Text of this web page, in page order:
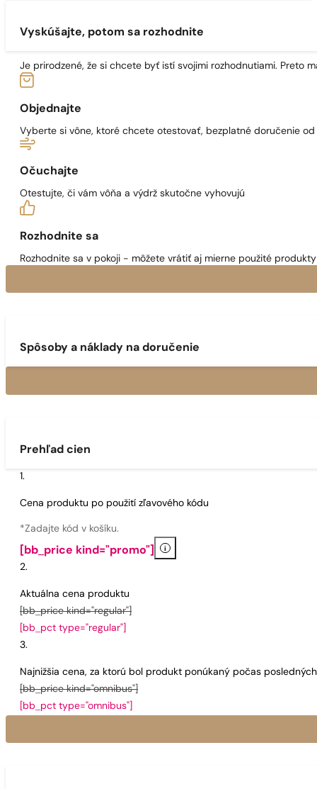
Vyskúšajte, potom sa rozhodnite
Je prirodzené, že si chcete byť istí svojimi rozhodnutiami. Preto
Objednajte
Vyberte si vône, ktoré chcete otestovať, bezplatné doručenie
Očuchajte
Otestujte, či vám vôňa a výdrž skutočne vyhovujú
Rozhodnite sa
Rozhodnite sa v pokoji - môžete vrátiť aj mierne použité
Spôsoby a náklady na doručenie
Prehľad cien
Cena produktu po použití zľavového kódu
*Zadajte kód v košíku.
[bb_price kind="promo"] i
Aktuálna cena produktu
[bb_price kind="regular"]
[bb_pct type="regular"]
Najnižšia cena, za ktorú bol produkt ponúkaný počas
[bb_price kind="omnibus"]
[bb_pct type="omnibus"]